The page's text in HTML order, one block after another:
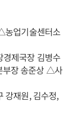
업기술센터소
제국장 김병수
장 송준상 △사
재원, 김수정,